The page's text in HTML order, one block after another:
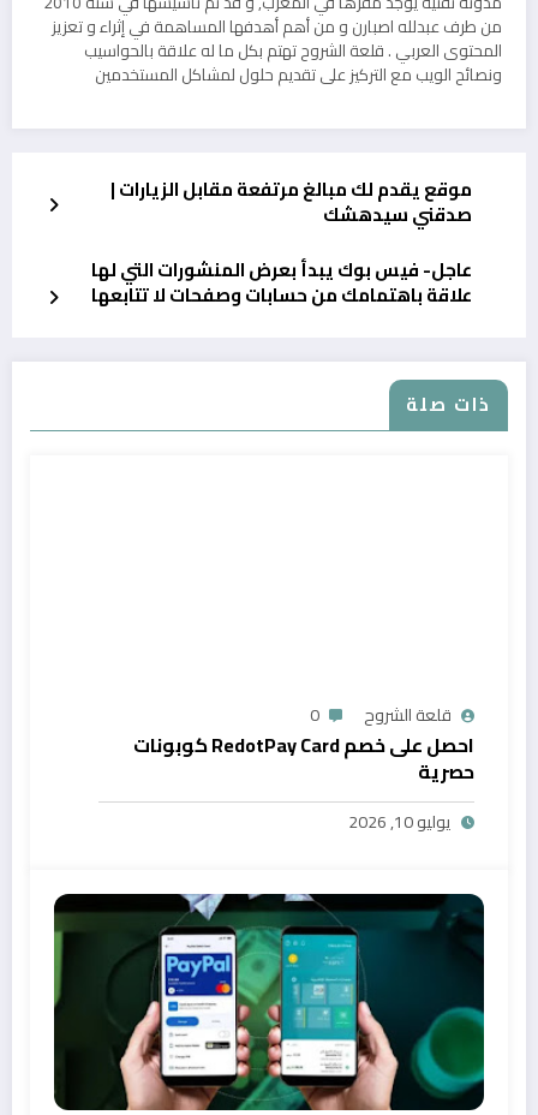
من طرف عبدلله اصبارن و من أهم أهدفها المساهمة في إثراء و تعزيز
المحتوى العربي . قلعة الشروح تهتم بكل ما له علاقة بالحواسيب
ونصائح الويب مع التركيز على تقديم حلول لمشاكل المستخدمين
موقع يقدم لك مبالغ مرتفعة مقابل الزيارات |
صدقني سيدهشك
عاجل- فيس بوك يبدأ بعرض المنشورات التي لها
علاقة باهتمامك من حسابات وصفحات لا تتابعها
ذات صلة
قلعة الشروح 0
احصل على خصم RedotPay Card كوبونات
حصرية
يوليو 10, 2026